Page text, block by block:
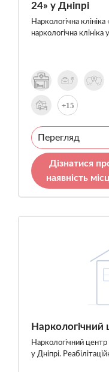
24» у Дніпрі
Наркологічна
наркологічна
+15
Перегляд
Дізнатися
наявність
Наркологічний
Наркологічний
у Дніпрі.